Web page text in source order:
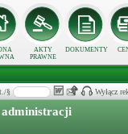
AKTY
PRAWNE
DOKUMENTY
§ Wyłącz
administracji